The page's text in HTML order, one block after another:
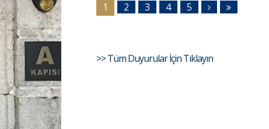
1 2 3 4 5
>> Tüm Duyurular İçin Tıklayın